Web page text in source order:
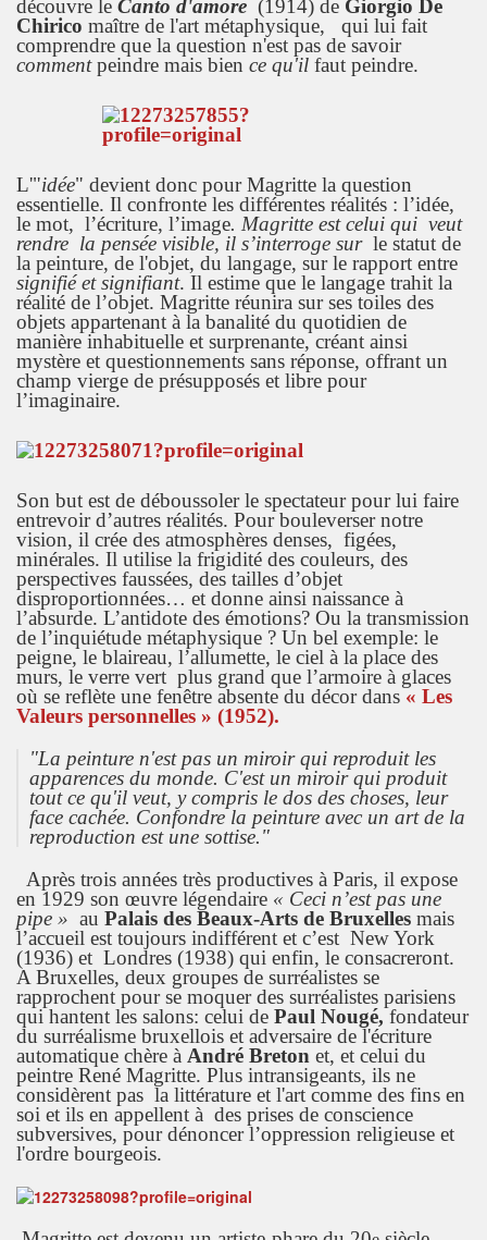
découvre le Canto d'amore (1914) de Giorgio De
Chirico maître de l'art métaphysique, qui lui fait
comprendre que la question n'est pas de savoir
commentpeindre mais bien ce qu'il faut peindre.
L'"idée" devient donc pour Magritte la question
essentielle. Il confronte les différentes réalités : l’idée,
le mot, l’écriture, l’image. Magritte est celui qui veut
rendre la pensée visible, il s’interroge sur le statut de
la peinture, de l'objet, du langage, sur le rapport entre
signifié et signifiant. Il estime que le langage trahit la
réalité de l’objet. Magritte réunira sur ses toiles des
objets appartenant à la banalité du quotidien de
manière inhabituelle et surprenante, créant ainsi
mystère et questionnements sans réponse, offrant un
champ vierge de présupposés et libre pour
l’imaginaire.
Son but est de déboussoler le spectateur pour lui faire
entrevoir d’autres réalités. Pour bouleverser notre
vision, il crée des atmosphères denses, figées,
minérales. Il utilise la frigidité des couleurs, des
perspectives faussées, des tailles d’objet
disproportionnées… et donne ainsi naissance à
l’absurde. L’antidote des émotions? Ou la transmission
de l’inquiétude métaphysique ? Un bel exemple: le
peigne, le blaireau, l’allumette, le ciel à la place des
murs, le verre vert plus grand que l’armoire à glaces
où se reflète une fenêtre absente du décor dans « Les
Valeurs personnelles » (1952).
"La peinture n'est pas un miroir qui reproduit les
apparences du monde. C'est un miroir qui produit
tout ce qu'il veut, y compris le dos des choses, leur
face cachée. Confondre la peinture avec un art de la
reproduction est une sottise."
Après trois années très productives à Paris, il expose
en 1929 son œuvre légendaire « Ceci n’est pas une
pipe » au Palais des Beaux-Arts de Bruxelles mais
l’accueil est toujours indifférent et c’est New York
(1936) et Londres (1938) qui enfin, le consacreront.
A Bruxelles, deux groupes de surréalistes se
rapprochent pour se moquer des surréalistes parisiens
qui hantent les salons: celui de Paul Nougé, fondateur
du surréalisme bruxellois et adversaire de l'écriture
automatique chère à André Breton et, et celui du
peintre René Magritte. Plus intransigeants, ils ne
considèrent pas la littérature et l'art comme des fins en
soi et ils en appellent à des prises de conscience
subversives, pour dénoncer l’oppression religieuse et
l'ordre bourgeois.